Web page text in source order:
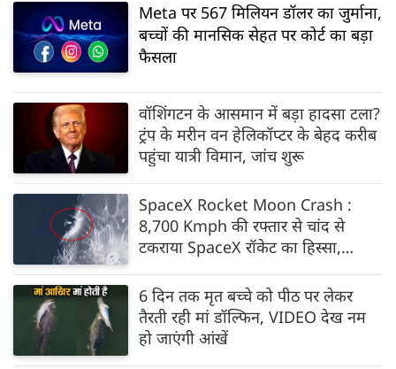
Meta पर 567 मिलियन डॉलर का जुर्माना,
बच्चों की मानसिक सेहत पर कोर्ट का बड़ा
फैसला
वॉशिंगटन के आसमान में बड़ा हादसा टला?
ट्रंप के मरीन वन हेलिकॉप्टर के बेहद करीब
पहुंचा यात्री विमान, जांच शुरू
SpaceX Rocket Moon Crash :
8,700 Kmph की रफ्तार से चांद से
टकराया SpaceX रॉकेट का हिस्सा,
Video
6 दिन तक मृत बच्चे को पीठ पर लेकर
तैरती रही मां डॉल्फिन, VIDEO देख नम
हो जाएंगी आंखें